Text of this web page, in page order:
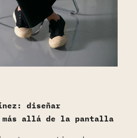
diseñar
más allá de la pantalla